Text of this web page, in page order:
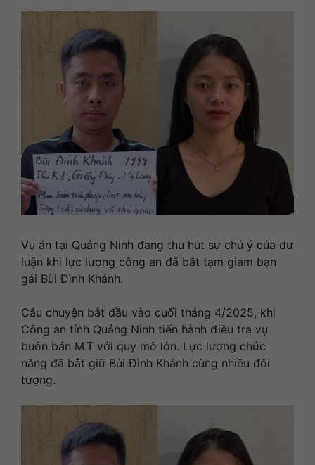
Vụ án tại Quảng Ninh đang thu hút sự chú ý của dư
luận khi lực lượng công an đã bắt tạm giam bạn
gái Bùi Đình Khánh.
Câu chuyện bắt đầu vào cuối tháng 4/2025, khi
Công an tỉnh Quảng Ninh tiến hành điều tra vụ
buôn bán M.T với quy mô lớn. Lực lượng chức
năng đã bắt giữ Bùi Đình Khánh cùng nhiều đối
tượng.